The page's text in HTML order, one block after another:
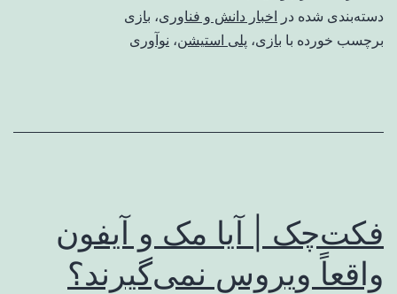
دسته‌بندی شده در
اخبار دانش و فناوری، بازی
برچسب خورده با بازی، پلی استیشن، نوآوری
فکت‌چک | آیا مک و آیفون
واقعاً ویروس نمی‌گیرند؟